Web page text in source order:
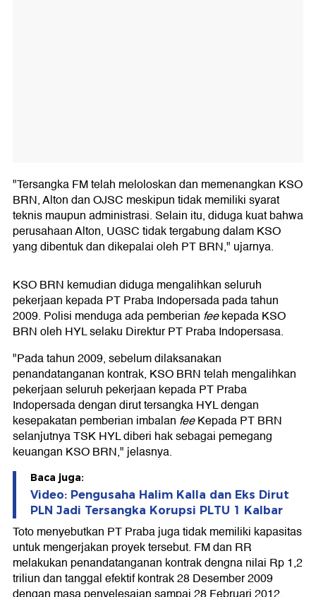
"Tersangka FM telah meloloskan dan memenangkan KSO
BRN, Alton dan OJSC meskipun tidak memiliki syarat
teknis maupun administrasi. Selain itu, diduga kuat bahwa
perusahaan Alton, UGSC tidak tergabung dalam KSO
yang dibentuk dan dikepalai oleh PT BRN," ujarnya.
KSO BRN kemudian diduga mengalihkan seluruh
pekerjaan kepada PT Praba Indopersada pada tahun
2009. Polisi menduga ada pemberian feekepada KSO
BRN oleh HYL selaku Direktur PT Praba Indopersasa.
"Pada tahun 2009, sebelum dilaksanakan
penandatanganan kontrak, KSO BRN telah mengalihkan
pekerjaan seluruh pekerjaan kepada PT Praba
Indopersada dengan dirut tersangka HYL dengan
kesepakatan pemberian imbalan feeKepada PT BRN
selanjutnya TSK HYL diberi hak sebagai pemegang
keuangan KSO BRN," jelasnya.
Baca juga:
Video: Pengusaha Halim Kalla dan Eks Dirut
PLN Jadi Tersangka Korupsi PLTU 1 Kalbar
Toto menyebutkan PT Praba juga tidak memiliki kapasitas
untuk mengerjakan proyek tersebut. FM dan RR
melakukan penandatanganan kontrak dengna nilai Rp 1,2
triliun dan tanggal efektif kontrak 28 Desember 2009